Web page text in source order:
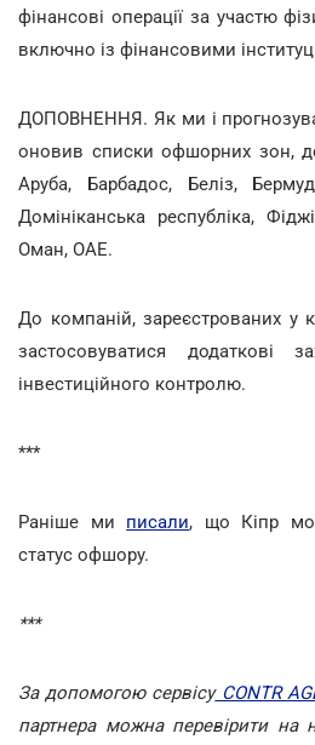
фінансові операції за участю
включно із фінансовими
ДОПОВНЕННЯ. Як ми і
оновив списки офшорних зон,
Аруба, Барбадос, Беліз,
Домініканська республіка,
Оман, ОАЕ.
До компаній, зареєстрованих у
застосовуватися додаткові
інвестиційного контролю.
***
Раніше ми писали, що Кіпр
статус офшору.
***
За допомогою сервісуCONTR
партнера можна перевірити на